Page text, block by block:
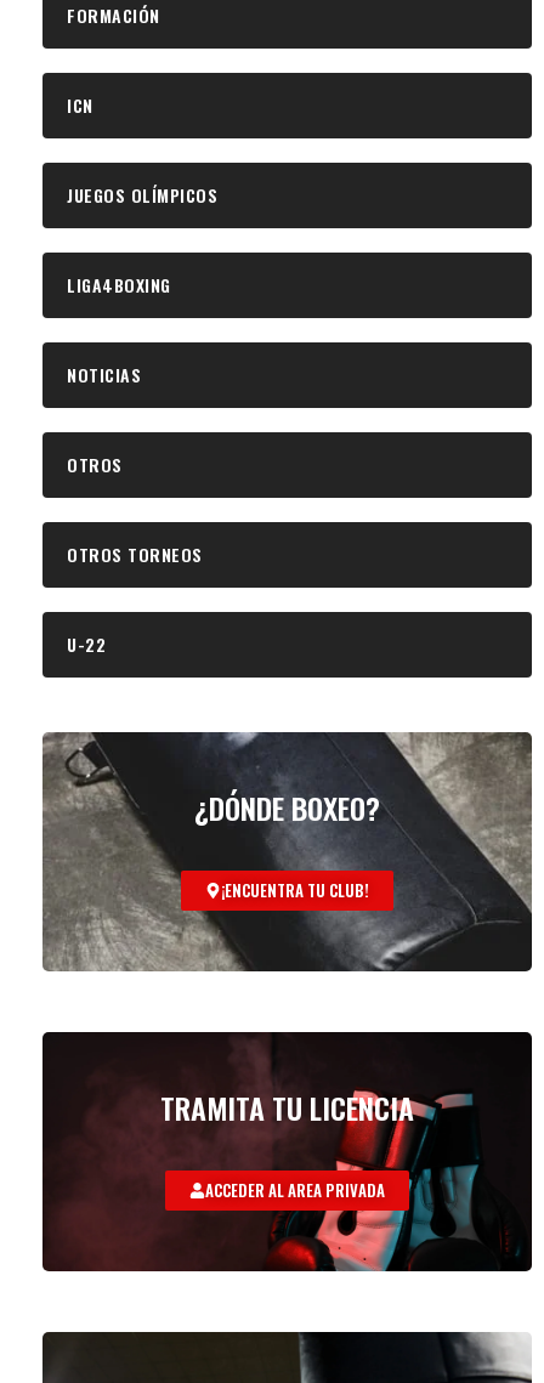
FORMACIÓN
ICN
JUEGOS OLÍMPICOS
LIGA4BOXING
NOTICIAS
OTROS
OTROS TORNEOS
U-22
¿DÓNDE BOXEO?
¡ENCUENTRA TU CLUB!
TRAMITA TU LICENCIA
ACCEDER AL AREA PRIVADA